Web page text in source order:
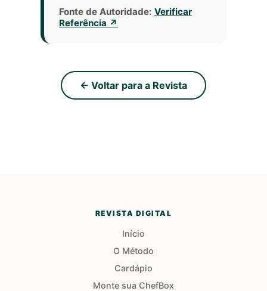
Fonte de Autoridade: Verificar
Referência ↗
← Voltar para a Revista
REVISTA DIGITAL
Início
O Método
Cardápio
Monte sua ChefBox